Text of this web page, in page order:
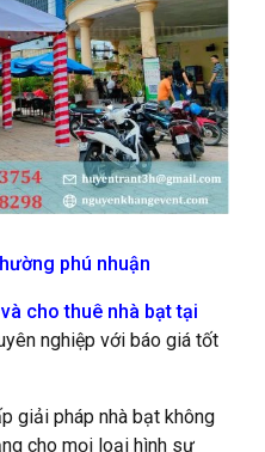
phú nhuận
cho thuê nhà bạt tại
nghiệp với báo giá tốt
giải pháp nhà bạt không
cho mọi loại hình sự